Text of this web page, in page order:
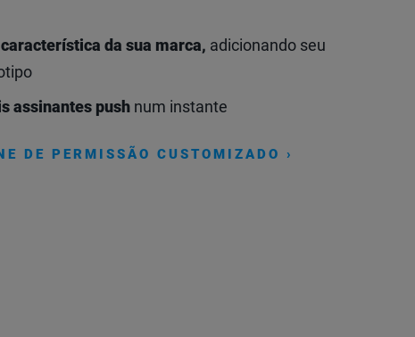
da sua marca, adicionando seu
assinantes push num instante
DE PERMISSÃO CUSTOMIZADO ›